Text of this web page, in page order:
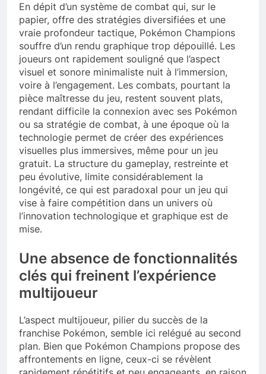
En dépit d’un système de combat qui, sur le
papier, offre des stratégies diversifiées et une
vraie profondeur tactique, Pokémon Champions
souffre d’un rendu graphique trop dépouillé. Les
joueurs ont rapidement souligné que l’aspect
visuel et sonore minimaliste nuit à l’immersion,
voire à l’engagement. Les combats, pourtant la
pièce maîtresse du jeu, restent souvent plats,
rendant difficile la connexion avec ses Pokémon
ou sa stratégie de combat, à une époque où la
technologie permet de créer des expériences
visuelles plus immersives, même pour un jeu
gratuit. La structure du gameplay, restreinte et
peu évolutive, limite considérablement la
longévité, ce qui est paradoxal pour un jeu qui
vise à faire compétition dans un univers où
l’innovation technologique et graphique est de
mise.
Une absence de fonctionnalités
clés qui freinent l’expérience
multijoueur
L’aspect multijoueur, pilier du succès de la
franchise Pokémon, semble ici relégué au second
plan. Bien que Pokémon Champions propose des
affrontements en ligne, ceux-ci se révèlent